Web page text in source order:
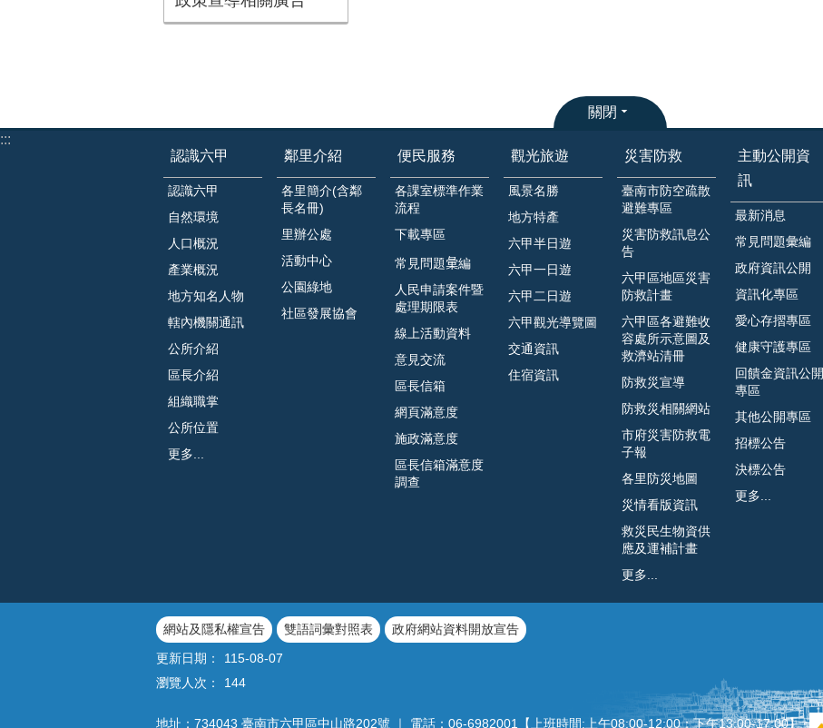
關閉
:::
認識六甲
認識六甲
自然環境
人口概況
產業概況
地方知名人物
轄內機關通訊
公所介紹
區長介紹
組織職掌
公所位置
更多...
鄰里介紹
各里簡介(含鄰
長名冊)
里辦公處
活動中心
公園綠地
社區發展協會
便民服務
各課室標準作業
流程
下載專區
常見問題𢑥編
人民申請案件暨
處理期限表
線上活動資料
意見交流
區長信箱
網頁滿意度
施政滿意度
區長信箱滿意度
調查
觀光旅遊
風景名勝
地方特產
六甲半日遊
六甲一日遊
六甲二日遊
六甲觀光導覽圖
交通資訊
住宿資訊
災害防救
臺南市防空疏散
避難專區
災害防救訊息公
告
六甲區地區災害
防救計畫
六甲區各避難收
容處所示意圖及
救濟站清冊
防救災宣導
防救災相關網站
市府災害防救電
子報
各里防災地圖
災情看版資訊
救災民生物資供
應及運補計畫
更多...
主動公開資
訊
最新消息
常見問題彙編
政府資訊公開
資訊化專區
愛心存摺專區
健康守護專區
回饋金資訊公開
專區
其他公開專區
招標公告
決標公告
更多...
網站及隱私權宣告 雙語詞彙對照表
政府網站資料開放宣告
更新日期：
115-08-07
瀏覽人次：
144
地址：734043 臺南市六甲區中山路202號 ｜ 電話：06‐6982001【上班時間:上午08:00‐12:00；下午13:00‐17:00】